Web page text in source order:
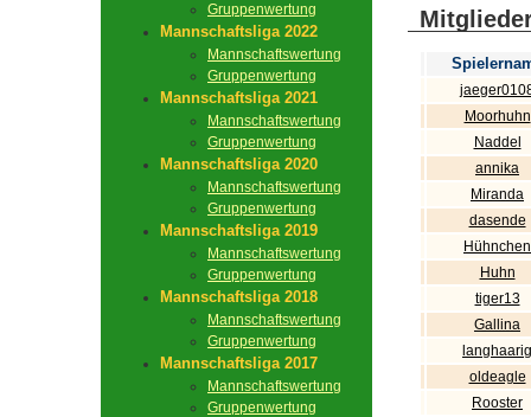
Gruppenwertung
Mannschaftsliga 2022
Mannschaftswertung
Gruppenwertung
Mannschaftsliga 2021
Mannschaftswertung
Gruppenwertung
Mannschaftsliga 2020
Mannschaftswertung
Gruppenwertung
Mannschaftsliga 2019
Mannschaftswertung
Gruppenwertung
Mannschaftsliga 2018
Mannschaftswertung
Gruppenwertung
Mannschaftsliga 2017
Mannschaftswertung
Gruppenwertung
Moorhuhn
Naddel
annika
Miranda
dasende
Hühnchen
Huhn
tiger13
Gallina
langhaarig
oldeagle
Rooster